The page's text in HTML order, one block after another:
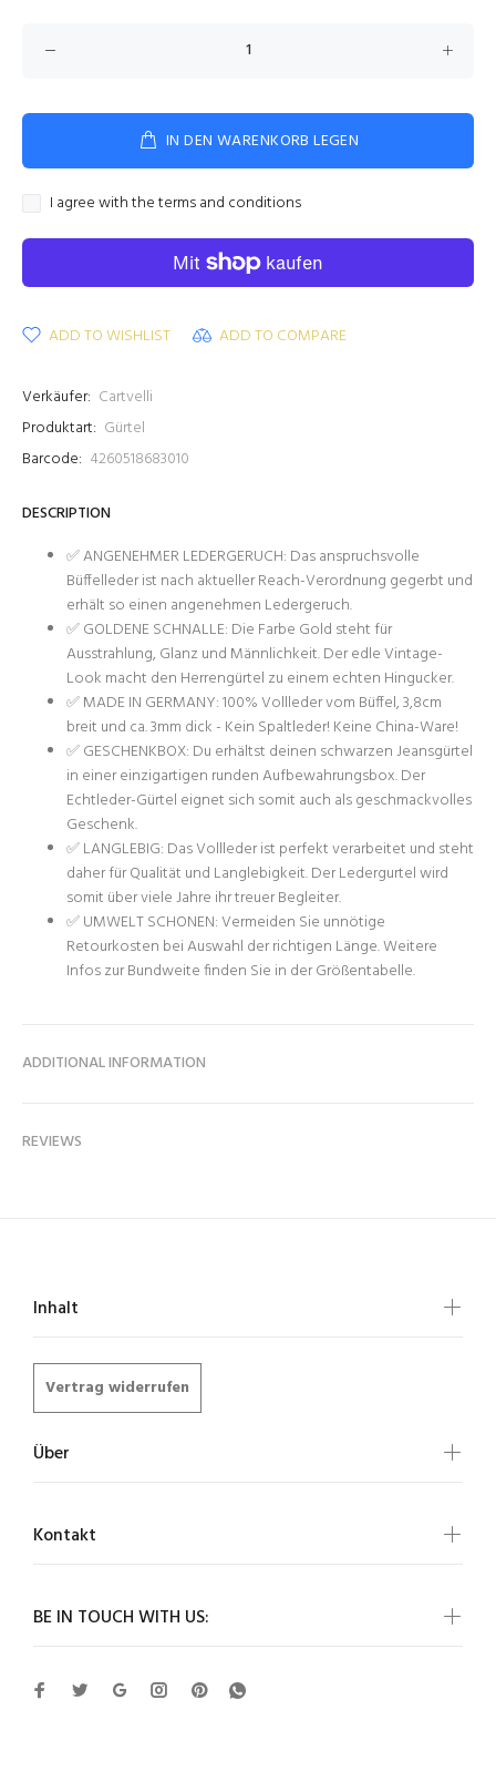
IN DEN WARENKORB LEGEN
I agree with the terms and conditions
ADD TO WISHLIST ADD TO COMPARE
Verkäufer: Cartvelli
Produktart: Gürtel
Barcode: 4260518683010
DESCRIPTION
✅ ANGENEHMER LEDERGERUCH: Das anspruchsvolle
Büffelleder ist nach aktueller Reach-Verordnung gegerbt und
erhält so einen angenehmen Ledergeruch.
✅ GOLDENE SCHNALLE: Die Farbe Gold steht für
Ausstrahlung, Glanz und Männlichkeit. Der edle Vintage-
Look macht den Herrengürtel zu einem echten Hingucker.
✅ MADE IN GERMANY: 100% Vollleder vom Büffel, 3,8cm
breit und ca. 3mm dick - Kein Spaltleder! Keine China-Ware!
✅ GESCHENKBOX: Du erhältst deinen schwarzen Jeansgürtel
in einer einzigartigen runden Aufbewahrungsbox. Der
Echtleder-Gürtel eignet sich somit auch als geschmackvolles
Geschenk.
✅ LANGLEBIG: Das Vollleder ist perfekt verarbeitet und steht
daher für Qualität und Langlebigkeit. Der Ledergurtel wird
somit über viele Jahre ihr treuer Begleiter.
✅ UMWELT SCHONEN: Vermeiden Sie unnötige
Retourkosten bei Auswahl der richtigen Länge. Weitere
Infos zur Bundweite finden Sie in der Größentabelle.
ADDITIONAL INFORMATION
REVIEWS
BE IN TOUCH WITH US:
Inhalt
Vertrag widerrufen
Über
Kontakt